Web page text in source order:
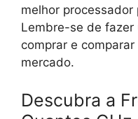
melhor processador
Lembre-se de fazer
comprar e
mercado.
Descubra a